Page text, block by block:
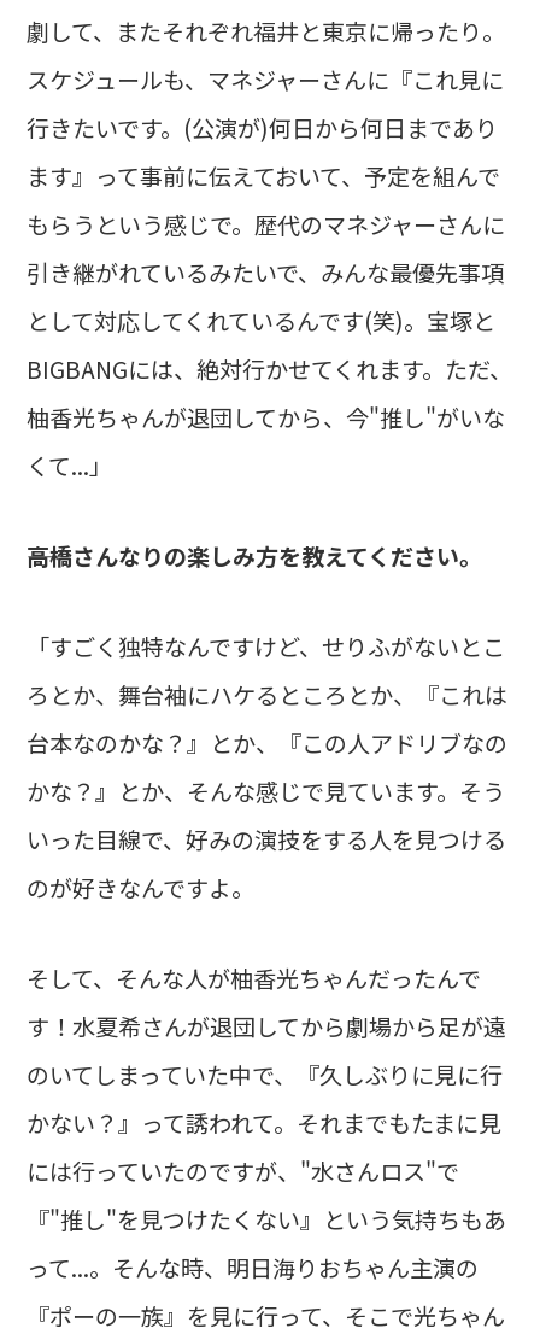
劇して、またそれぞれ福井と東京に帰ったり。
スケジュールも、マネジャーさんに『これ見に
行きたいです。(公演が)何日から何日まであり
ます』って事前に伝えておいて、予定を組んで
もらうという感じで。歴代のマネジャーさんに
引き継がれているみたいで、みんな最優先事項
として対応してくれているんです(笑)。宝塚と
BIGBANGには、絶対行かせてくれます。ただ、
柚香光ちゃんが退団してから、今"推し"がいな
くて...」
――高橋さんなりの楽しみ方を教えてください。
「すごく独特なんですけど、せりふがないとこ
ろとか、舞台袖にハケるところとか、『これは
台本なのかな？』とか、『この人アドリブなの
かな？』とか、そんな感じで見ています。そう
いった目線で、好みの演技をする人を見つける
のが好きなんですよ。
そして、そんな人が柚香光ちゃんだったんで
す！水夏希さんが退団してから劇場から足が遠
のいてしまっていた中で、『久しぶりに見に行
かない？』って誘われて。それまでもたまに見
には行っていたのですが、"水さんロス"で
『"推し"を見つけたくない』という気持ちもあ
って...。そんな時、明日海りおちゃん主演の
『ポーの一族』を見に行って、そこで光ちゃん